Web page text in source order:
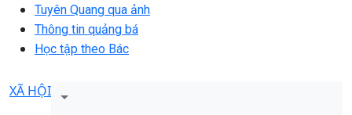
Tuyên Quang qua ảnh
Thông tin quảng bá
Học tập theo Bác
XÃ HỘI